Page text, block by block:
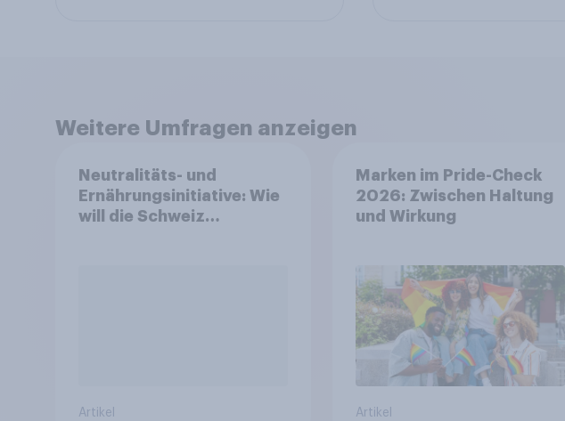
Weitere Umfragen anzeigen
Neutralitäts- und
Ernährungsinitiative: Wie
will die Schweiz
Artikel
Marken im Pride-Check
2026: Zwischen Haltung
und Wirkung
Artikel